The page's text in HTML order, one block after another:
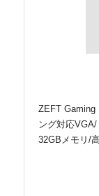
ZEFT Gaming
ング対応
32GBメモリ/